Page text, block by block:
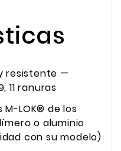
resistente —
11 ranuras
M-LOK® de los
o aluminio
con su modelo)